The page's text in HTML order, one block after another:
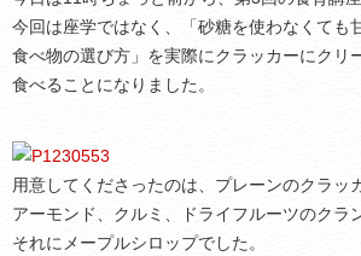
今回は座学ではなく、「砂糖を使わなくても
食べ物の選び方」を実際にクラッカーにクリ
食べることになりました。
用意してくださったのは、プレーンのクラッ
アーモンド、クルミ、ドライフルーツのクラ
それにメープルシロップでした。